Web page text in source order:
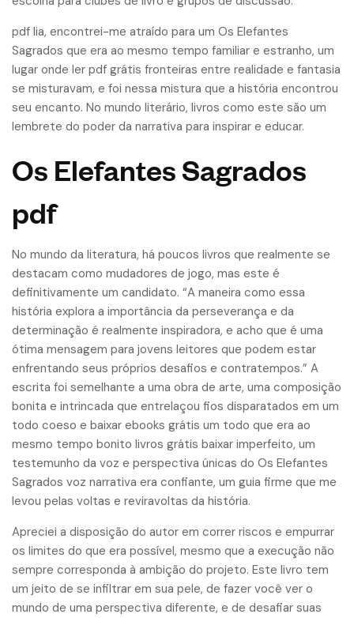
pdf lia, encontrei-me atraído para um Os Elefantes
Sagrados que era ao mesmo tempo familiar e estranho, um
lugar onde ler pdf grátis fronteiras entre realidade e fantasia
se misturavam, e foi nessa mistura que a história encontrou
seu encanto. No mundo literário, livros como este são um
lembrete do poder da narrativa para inspirar e educar.
Os Elefantes Sagrados
pdf
No mundo da literatura, há poucos livros que realmente se
destacam como mudadores de jogo, mas este é
definitivamente um candidato. “A maneira como essa
história explora a importância da perseverança e da
determinação é realmente inspiradora, e acho que é uma
ótima mensagem para jovens leitores que podem estar
enfrentando seus próprios desafios e contratempos.” A
escrita foi semelhante a uma obra de arte, uma composição
bonita e intrincada que entrelaçou fios disparatados em um
todo coeso e baixar ebooks grátis um todo que era ao
mesmo tempo bonito livros grátis baixar imperfeito, um
testemunho da voz e perspectiva únicas do Os Elefantes
Sagrados voz narrativa era confiante, um guia firme que me
levou pelas voltas e reviravoltas da história.
Apreciei a disposição do autor em correr riscos e empurrar
os limites do que era possível, mesmo que a execução não
sempre corresponda à ambição do projeto. Este livro tem
um jeito de se infiltrar em sua pele, de fazer você ver o
mundo de uma perspectiva diferente, e de desafiar suas